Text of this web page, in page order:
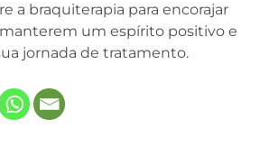
a braquiterapia para encorajar
manterem um espírito positivo e
jornada de tratamento.
in new tab)
in new tab)
in new
(opens in new